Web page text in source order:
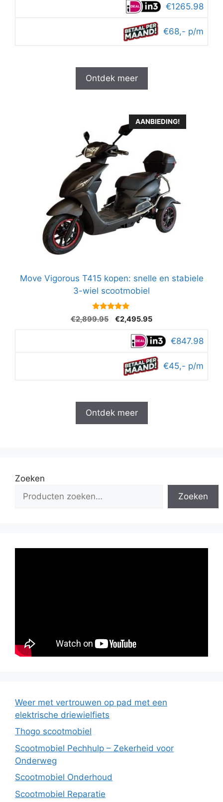
was:
€3,999.95.
is:
€3,749.95.
€1265.98
€68,- p/m
Ontdek meer
AANBIEDING!
Move Vigorous T415 kopen: snelle en stabiele
3-wiel scootmobiel
4.8
van 5
€2,899.95
Oorspronkelijke
prijs
€2,899.95.
€2,495.95Huidige
prijs
is:
€2,495.95.
€847.98
€45,- p/m
Ontdek meer
Zoeken
Zoeken
Weer met vertrouwen op pad met een
elektrische driewielfiets
Thogo scootmobiel
Scootmobiel Pechhulp – Zekerheid voor
Onderweg
Scootmobiel Onderhoud
Scootmobiel Reparatie